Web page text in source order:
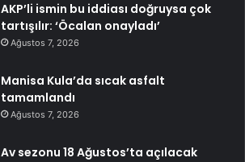
AKP’li ismin bu iddiası doğruysa çok
tartışılır: ‘Öcalan onayladı’
Ağustos 7, 2026
Manisa Kula’da sıcak asfalt
tamamlandı
Ağustos 7, 2026
Av sezonu 18 Ağustos’ta açılacak